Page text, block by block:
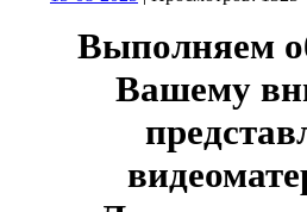
Выполняем
Вашему